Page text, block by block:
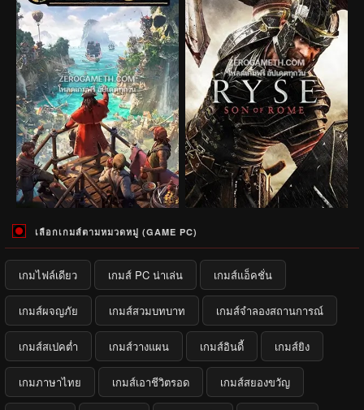
เลือกเกมส์ตามหมวดหมู่ (GAME PC)
เกมไฟล์เดียว เกมส์ PC น่าเล่น เกมส์แอ็คชั่น
เกมส์ผจญภัย เกมส์สวมบทบาท เกมส์จำลองสถานการณ์
เกมส์สเปคต่ำ เกมส์วางแผน เกมส์อินดี้ เกมส์ยิง
เกมภาษาไทย เกมส์เอาชีวิตรอด เกมส์สยองขวัญ